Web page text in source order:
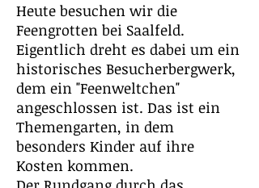
Heute besuchen wir die
Feengrotten bei Saalfeld.
Eigentlich dreht es dabei um ein
historisches Besucherbergwerk,
dem ein "Feenweltchen"
angeschlossen ist. Das ist ein
Themengarten, in dem
besonders Kinder auf ihre
Kosten kommen.